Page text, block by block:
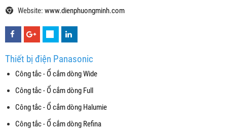
Website: www.dienphuongminh.com
Thiết bị điện Panasonic
Công tắc - Ổ cắm dòng Wide
Công tắc - Ổ cắm dòng Full
Công tắc - Ổ cắm dòng Halumie
Công tắc - Ổ cắm dòng Refina